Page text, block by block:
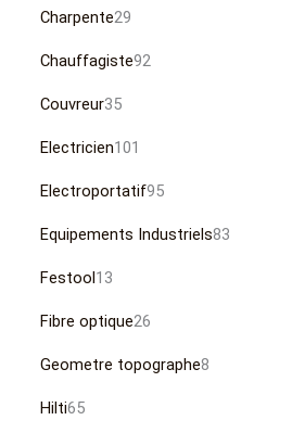
Charpente29
Chauffagiste92
Couvreur35
Electricien101
Electroportatif95
Equipements Industriels83
Festool13
Fibre optique26
Geometre topographe8
Hilti65